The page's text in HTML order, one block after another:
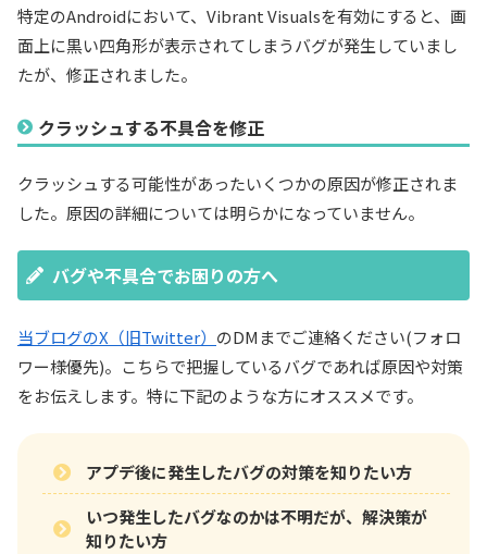
特定のAndroidにおいて、Vibrant Visualsを有効にすると、画
面上に黒い四角形が表示されてしまうバグが発生していまし
たが、修正されました。
クラッシュする不具合を修正
クラッシュする可能性があったいくつかの原因が修正されま
した。原因の詳細については明らかになっていません。
バグや不具合でお困りの方へ
当ブログのX（旧Twitter） のDMまでご連絡ください(フォロ
ワー様優先)。こちらで把握しているバグであれば原因や対策
をお伝えします。特に下記のような方にオススメです。
アプデ後に発生したバグの対策を知りたい方
いつ発生したバグなのかは不明だが、解決策が
知りたい方